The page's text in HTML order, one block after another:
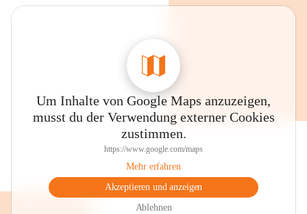
Um Inhalte von Google Maps anzuzeigen,
musst du der Verwendung externer Cookies
zustimmen.
https://www.google.com/maps
Mehr erfahren
Akzeptieren und anzeigen
Ablehnen